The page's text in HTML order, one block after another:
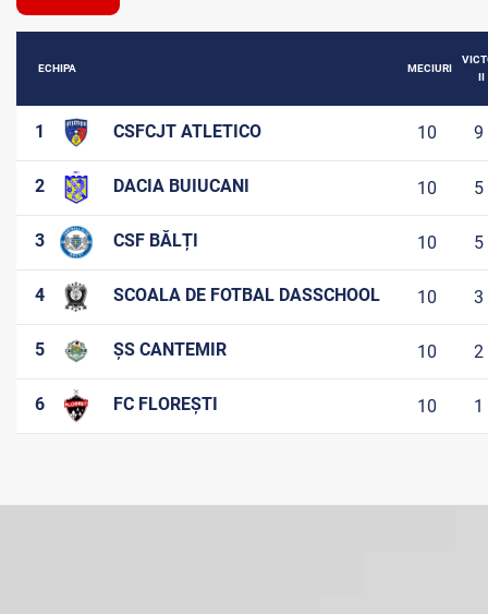
ECHIPA MECIURI
II
1 CSFCJT ATLETICO 10 9
2 DACIA BUIUCANI 10 5
3 CSF BĂLȚI 10 5
4 SCOALA DE FOTBAL DASSCHOOL 10 3
5 ȘS CANTEMIR 10 2
6 FC FLOREȘTI 10 1